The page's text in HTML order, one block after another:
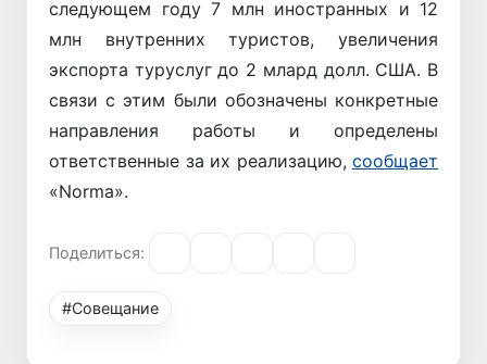
следующем году 7 млн иностранных и 12
млн внутренних туристов, увеличения
экспорта туруслуг до 2 млард долл. США. В
связи с этим были обозначены конкретные
направления работы и определены
ответственные за их реализацию, сообщает
«Norma».
Поделиться:
#Совещание